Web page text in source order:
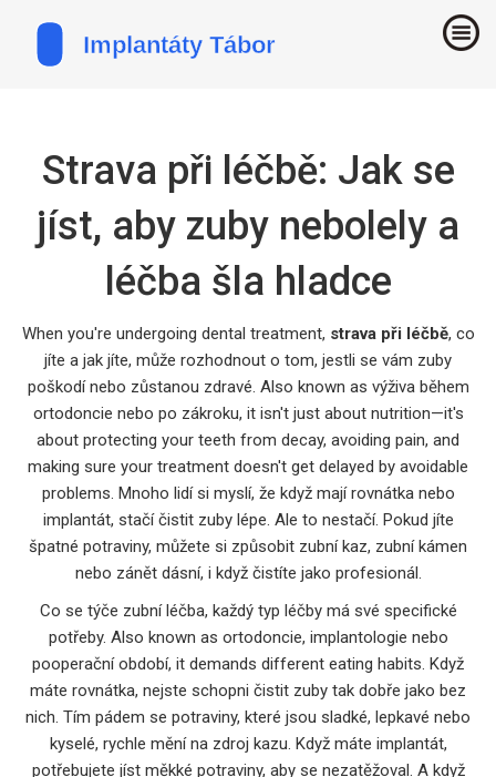
Strava při léčbě: Jak se
jíst, aby zuby nebolely a
léčba šla hladce
When you're undergoing dental treatment, strava při léčbě, co
jíte a jak jíte, může rozhodnout o tom, jestli se vám zuby
poškodí nebo zůstanou zdravé. Also known as výživa během
ortodoncie nebo po zákroku, it isn't just about nutrition—it's
about protecting your teeth from decay, avoiding pain, and
making sure your treatment doesn't get delayed by avoidable
problems. Mnoho lidí si myslí, že když mají rovnátka nebo
implantát, stačí čistit zuby lépe. Ale to nestačí. Pokud jíte
špatné potraviny, můžete si způsobit zubní kaz, zubní kámen
nebo zánět dásní, i když čistíte jako profesionál.
Co se týče zubní léčba, každý typ léčby má své specifické
potřeby. Also known as ortodoncie, implantologie nebo
pooperační období, it demands different eating habits. Když
máte rovnátka, nejste schopni čistit zuby tak dobře jako bez
nich. Tím pádem se potraviny, které jsou sladké, lepkavé nebo
kyselé, rychle mění na zdroj kazu. Když máte implantát,
potřebujete jíst měkké potraviny, aby se nezatěžoval. A když